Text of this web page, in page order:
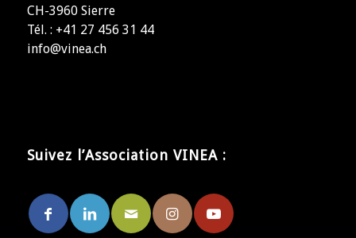
CH-3960 Sierre
Tél. : +41 27 456 31 44
info@vinea.ch
Suivez l’Association VINEA :